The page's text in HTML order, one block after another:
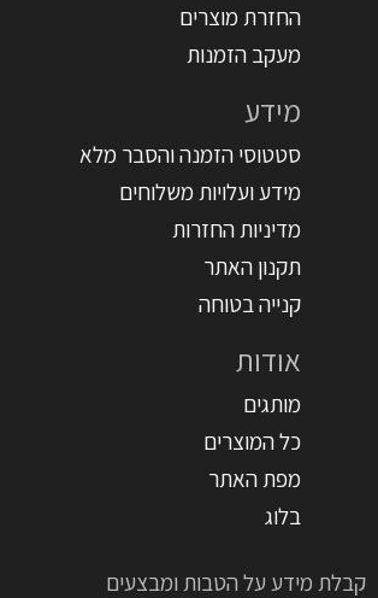
החזרת מוצרים
מעקב הזמנות
מידע
סטטוסי הזמנה והסבר מלא
מידע ועלויות משלוחים
מדיניות החזרות
תקנון האתר
קנייה בטוחה
אודות
מותגים
כל המוצרים
מפת האתר
בלוג
קבלת מידע על הטבות ומבצעים